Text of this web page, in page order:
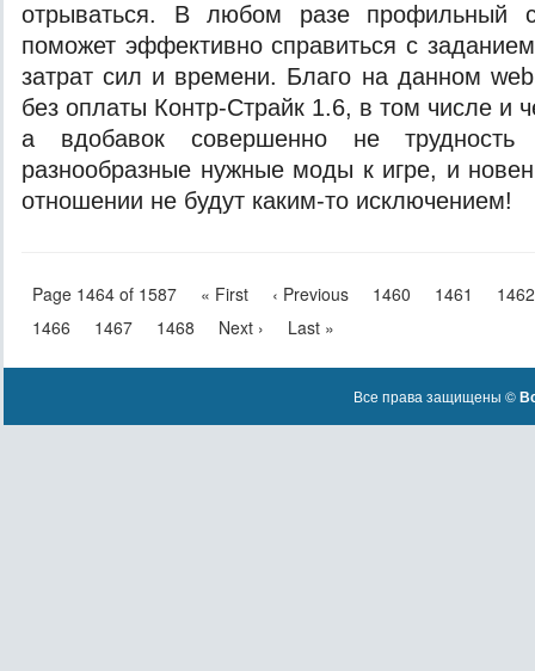
отрываться. В любом разе профильный
поможет эффективно справиться с
затрат сил и времени. Благо на данном web
без оплаты Контр-Страйк 1.6, в том числе и
а вдобавок совершенно не трудность
разнообразные нужные моды к игре, и
отношении не будут каким-то исключением!
Page 1464 of 1587 « First ‹ Previous 1460 1461
1462
1466
1467 1468 Next › Last »
Все права защищены ©